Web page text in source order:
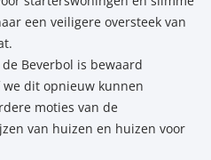
een veiligere oversteek van
Beverbol is bewaard
we dit opnieuw kunnen
moties van de
van huizen en huizen voor